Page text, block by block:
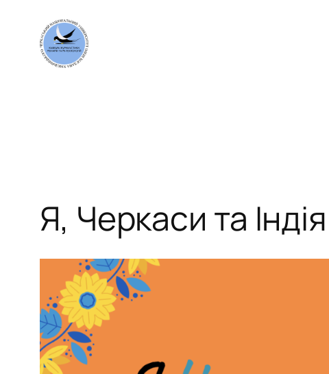
Перейти
вмісту
Я, Черкаси та Індія